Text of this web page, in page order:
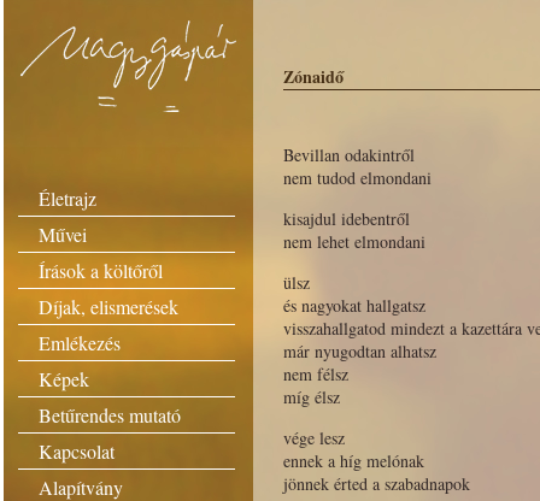
Életrajz
Művei
Írások a költőről
Díjak, elismerések
Emlékezés
Képek
Betűrendes mutató
Kapcsolat
Alapítvány
Zónaidő
Bevillan odakintről
nem tudod elmondani
kisajdul idebentről
nem lehet elmondani
ülsz
és nagyokat hallgatsz
visszahallgatod mindezt a kazettára
már nyugodtan alhatsz
nem félsz
míg élsz
vége lesz
ennek a híg melónak
jönnek érted a szabadnapok